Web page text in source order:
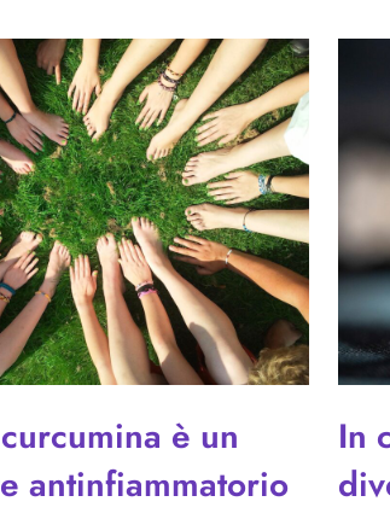
è un
antinfiammatorio
In